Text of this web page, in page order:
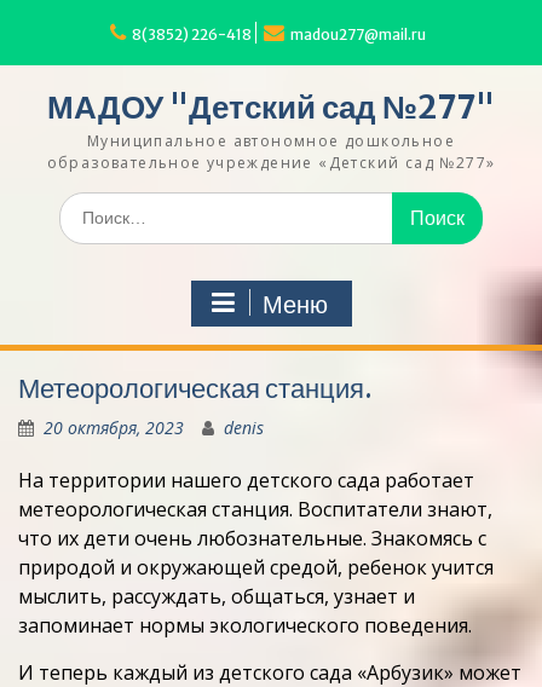
содержимому
8(3852) 226-418 madou277@mail.ru
МАДОУ "Детский сад №277"
Муниципальное автономное дошкольное
образовательное учреждение «Детский сад №277»
Искать:
Меню
Метеорологическая станция.
20 октября, 2023 denis
На территории нашего детского сада работает
метеорологическая станция. Воспитатели знают,
что их дети очень любознательные. Знакомясь с
природой и окружающей средой, ребенок учится
мыслить, рассуждать, общаться, узнает и
запоминает нормы экологического поведения.
И теперь каждый из детского сада «Арбузик» может